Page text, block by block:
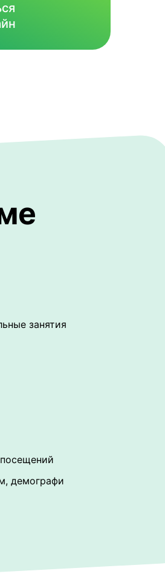
занятия
демографи